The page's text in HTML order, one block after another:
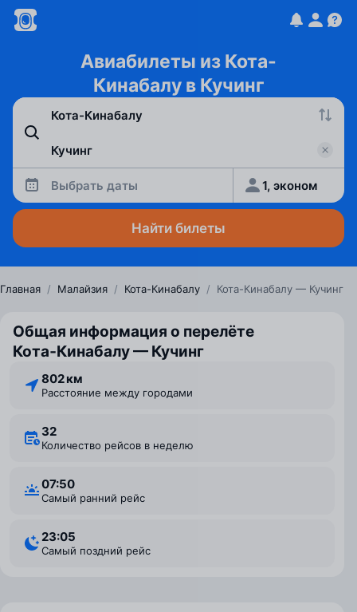
Авиабилеты из Кота-
Кинабалу в Кучинг
Выбрать даты 1, эконом
Найти билеты
Главная / Малайзия / Кота-Кинабалу / Кота-Кинабалу — Кучинг
Общая информация о перелёте
Кота‑Кинабалу — Кучинг
802 км
Расстояние между городами
32
Количество рейсов в неделю
07:50
Самый ранний рейс
23:05
Самый поздний рейс